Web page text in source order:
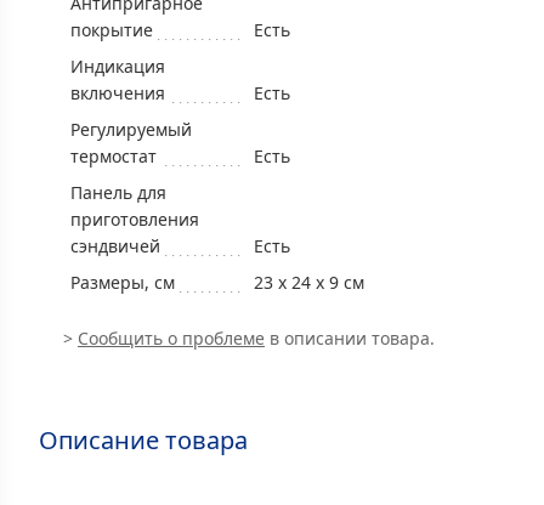
покрытие
Есть
Индикация
включения
Есть
Регулируемый
термостат
Есть
Панель для
приготовления
сэндвичей
Есть
Размеры, см
23 x 24 x 9 см
> Сообщить о проблеме в описании товара.
Описание товара